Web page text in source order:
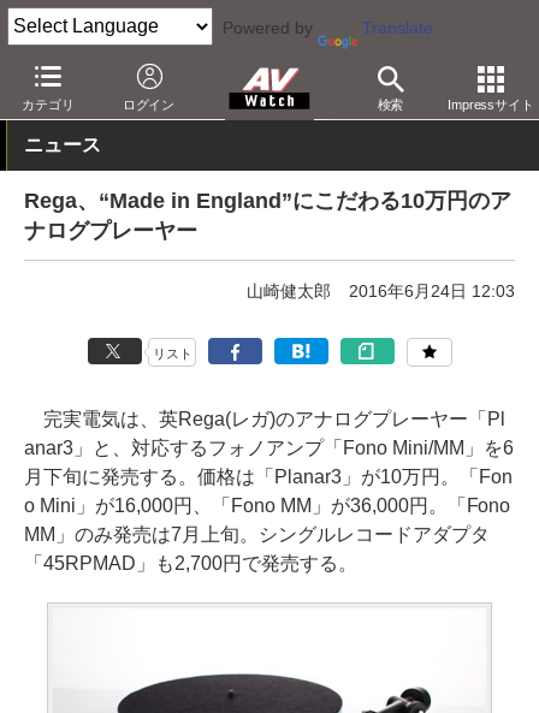
Powered by Translate
カテゴリ ログイン 検索 Impressサイト
AV Watch 製品 レコードプレーヤー
ニュース
Rega、“Made in England”にこだわる10万円のア
ナログプレーヤー
山崎健太郎 2016年6月24日 12:03
リスト
完実電気は、英Rega(レガ)のアナログプレーヤー「Pl
anar3」と、対応するフォノアンプ「Fono Mini/MM」を6
月下旬に発売する。価格は「Planar3」が10万円。「Fon
o Mini」が16,000円、「Fono MM」が36,000円。「Fono
MM」のみ発売は7月上旬。シングルレコードアダプタ
「45RPMAD」も2,700円で発売する。